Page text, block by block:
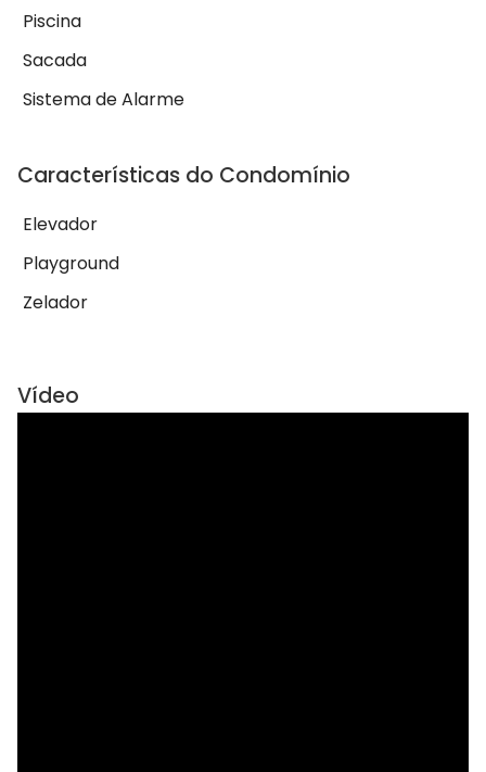
Piscina
Sacada
Sistema de Alarme
Características do Condomínio
Elevador
Playground
Zelador
Vídeo